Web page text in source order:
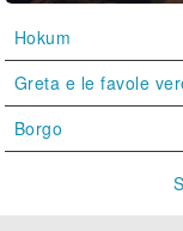
Hokum
Greta e le favole
Borgo